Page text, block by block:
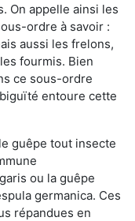
On appelle ainsi les
ordre à savoir :
aussi les frelons,
fourmis. Bien
ce sous-ordre
entoure cette
guêpe tout insecte
ou la guêpe
germanica. Ces
répandues en